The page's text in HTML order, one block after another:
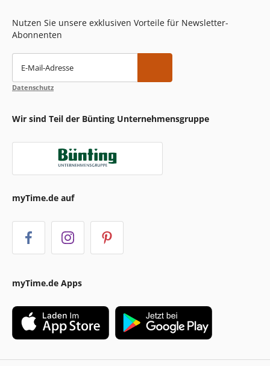
Nutzen Sie unsere exklusiven Vorteile für Newsletter-
Abonnenten
E-Mail-Adresse
Datenschutz
Wir sind Teil der Bünting Unternehmensgruppe
myTime.de auf
myTime.de Apps